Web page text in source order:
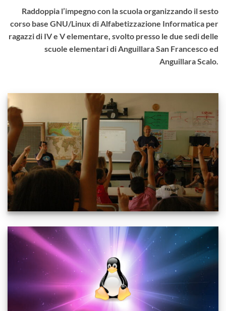
Raddoppia l’impegno con la scuola organizzando il sesto
corso base GNU/Linux di Alfabetizzazione Informatica per
ragazzi di IV e V elementare, svolto presso le due sedi delle
scuole elementari di Anguillara San Francesco ed
Anguillara Scalo.